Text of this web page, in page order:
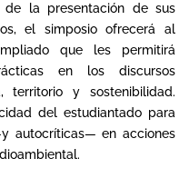
la presentación de sus
el simposio ofrecerá al
que les permitirá
en los discursos
territorio y sostenibilidad.
del estudiantado para
autocríticas— en acciones